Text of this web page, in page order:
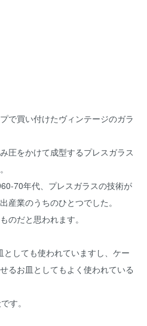
で買い付けたヴィンテージのガラ
圧をかけて成型するプレスガラス
70年代、プレスガラスの技術が
産業のうちのひとつでした。
のだと思われます。
しても使われていますし、ケー
るお皿としてもよく使われている
す。